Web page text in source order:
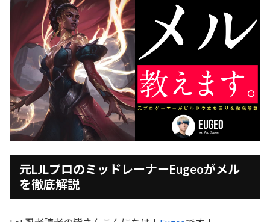
元LJLプロのミッドレーナーEugeoがメル
を徹底解説